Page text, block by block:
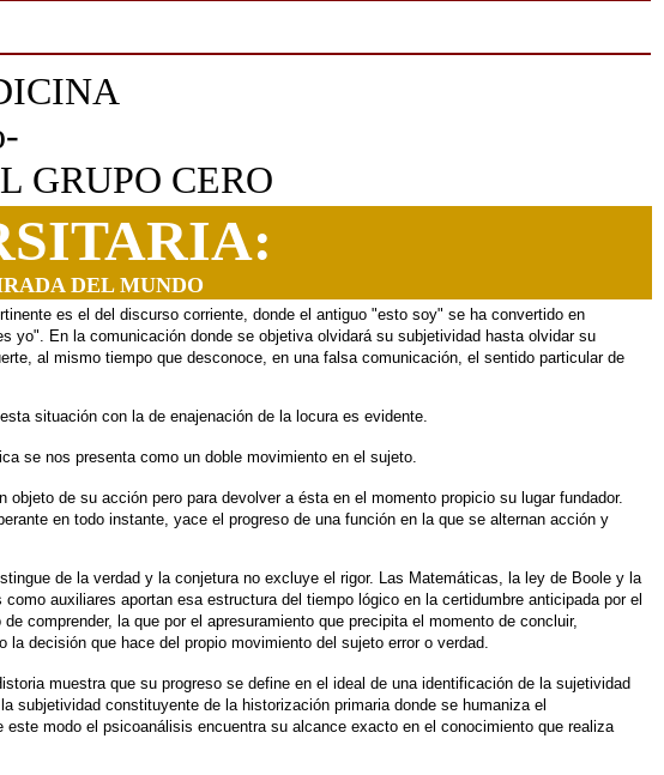
GRUPO CERO
DEL MUNDO
es el del discurso corriente, donde el antiguo "esto soy" se ha convertido en
yo". En la comunicación donde se objetiva olvidará su subjetividad hasta olvidar su
al mismo tiempo que desconoce, en una falsa comunicación, el sentido particular de
situación con la de enajenación de la locura es evidente.
se nos presenta como un doble movimiento en el sujeto.
objeto de su acción pero para devolver a ésta en el momento propicio su lugar fundador.
en todo instante, yace el progreso de una función en la que se alternan acción y
de la verdad y la conjetura no excluye el rigor. Las Matemáticas, la ley de Boole y la
como auxiliares aportan esa estructura del tiempo lógico en la certidumbre anticipada por el
comprender, la que por el apresuramiento que precipita el momento de concluir,
la decisión que hace del propio movimiento del sujeto error o verdad.
muestra que su progreso se define en el ideal de una identificación de la sujetividad
subjetividad constituyente de la historización primaria donde se humaniza el
este modo el psicoanálisis encuentra su alcance exacto en el conocimiento que realiza